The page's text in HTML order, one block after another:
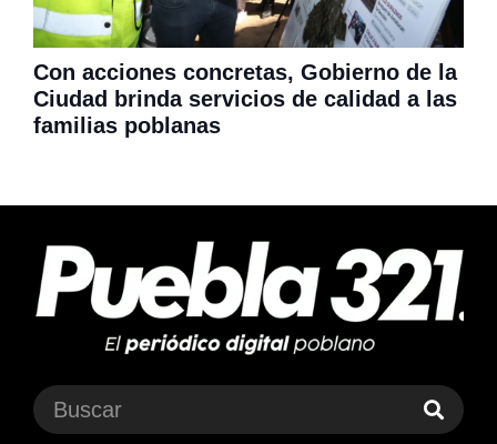
Con acciones concretas, Gobierno de la
Ciudad brinda servicios de calidad a las
familias poblanas